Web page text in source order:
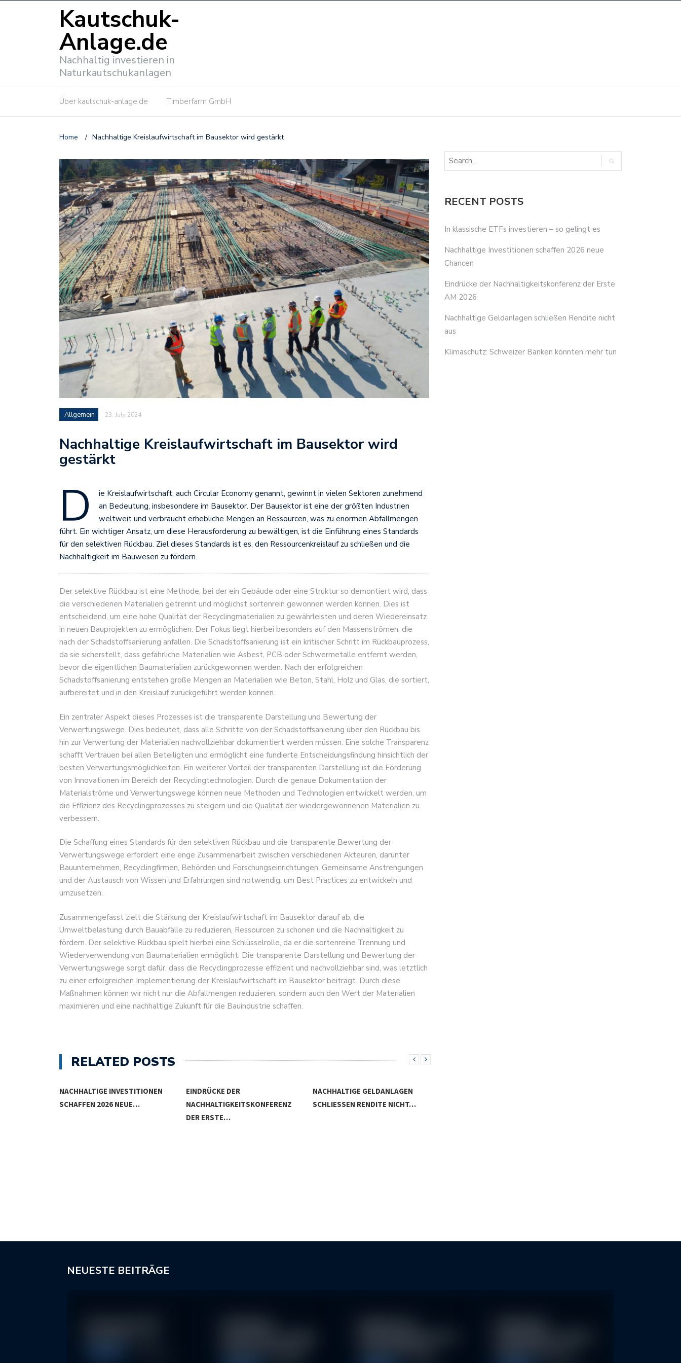
Kautschuk-
Anlage.de
Nachhaltig investieren in
Naturkautschukanlagen
Über kautschuk-anlage.de Timberfarm GmbH
Home / Nachhaltige Kreislaufwirtschaft im Bausektor wird gestärkt
Allgemein 23. July 2024
Nachhaltige Kreislaufwirtschaft im Bausektor wird
gestärkt
D
ie Kreislaufwirtschaft, auch Circular Economy genannt, gewinnt in vielen Sektoren zunehmend
an Bedeutung, insbesondere im Bausektor. Der Bausektor ist eine der größten Industrien
weltweit und verbraucht erhebliche Mengen an Ressourcen, was zu enormen Abfallmengen
führt. Ein wichtiger Ansatz, um diese Herausforderung zu bewältigen, ist die Einführung eines Standards
für den selektiven Rückbau. Ziel dieses Standards ist es, den Ressourcenkreislauf zu schließen und die
Nachhaltigkeit im Bauwesen zu fördern.
Der selektive Rückbau ist eine Methode, bei der ein Gebäude oder eine Struktur so demontiert wird, dass
die verschiedenen Materialien getrennt und möglichst sortenrein gewonnen werden können. Dies ist
entscheidend, um eine hohe Qualität der Recyclingmaterialien zu gewährleisten und deren Wiedereinsatz
in neuen Bauprojekten zu ermöglichen. Der Fokus liegt hierbei besonders auf den Massenströmen, die
nach der Schadstoffsanierung anfallen. Die Schadstoffsanierung ist ein kritischer Schritt im Rückbauprozess,
da sie sicherstellt, dass gefährliche Materialien wie Asbest, PCB oder Schwermetalle entfernt werden,
bevor die eigentlichen Baumaterialien zurückgewonnen werden. Nach der erfolgreichen
Schadstoffsanierung entstehen große Mengen an Materialien wie Beton, Stahl, Holz und Glas, die sortiert,
aufbereitet und in den Kreislauf zurückgeführt werden können.
Ein zentraler Aspekt dieses Prozesses ist die transparente Darstellung und Bewertung der
Verwertungswege. Dies bedeutet, dass alle Schritte von der Schadstoffsanierung über den Rückbau bis
hin zur Verwertung der Materialien nachvollziehbar dokumentiert werden müssen. Eine solche Transparenz
schafft Vertrauen bei allen Beteiligten und ermöglicht eine fundierte Entscheidungsfindung hinsichtlich der
besten Verwertungsmöglichkeiten. Ein weiterer Vorteil der transparenten Darstellung ist die Förderung
von Innovationen im Bereich der Recyclingtechnologien. Durch die genaue Dokumentation der
Materialströme und Verwertungswege können neue Methoden und Technologien entwickelt werden, um
die Effizienz des Recyclingprozesses zu steigern und die Qualität der wiedergewonnenen Materialien zu
verbessern.
Die Schaffung eines Standards für den selektiven Rückbau und die transparente Bewertung der
Verwertungswege erfordert eine enge Zusammenarbeit zwischen verschiedenen Akteuren, darunter
Bauunternehmen, Recyclingfirmen, Behörden und Forschungseinrichtungen. Gemeinsame Anstrengungen
und der Austausch von Wissen und Erfahrungen sind notwendig, um Best Practices zu entwickeln und
umzusetzen.
Zusammengefasst zielt die Stärkung der Kreislaufwirtschaft im Bausektor darauf ab, die
Umweltbelastung durch Bauabfälle zu reduzieren, Ressourcen zu schonen und die Nachhaltigkeit zu
fördern. Der selektive Rückbau spielt hierbei eine Schlüsselrolle, da er die sortenreine Trennung und
Wiederverwendung von Baumaterialien ermöglicht. Die transparente Darstellung und Bewertung der
Verwertungswege sorgt dafür, dass die Recyclingprozesse effizient und nachvollziehbar sind, was letztlich
zu einer erfolgreichen Implementierung der Kreislaufwirtschaft im Bausektor beiträgt. Durch diese
Maßnahmen können wir nicht nur die Abfallmengen reduzieren, sondern auch den Wert der Materialien
maximieren und eine nachhaltige Zukunft für die Bauindustrie schaffen.
RELATED POSTS
NACHHALTIGE INVESTITIONEN
SCHAFFEN 2026 NEUE…
EINDRÜCKE DER
NACHHALTIGKEITSKONFERENZ
DER ERSTE…
NACHHALTIGE GELDANLAGEN
SCHLIESSEN RENDITE NICHT…
RECENT POSTS
In klassische ETFs investieren – so gelingt es
Nachhaltige Investitionen schaffen 2026 neue
Chancen
Eindrücke der Nachhaltigkeitskonferenz der Erste
AM 2026
Nachhaltige Geldanlagen schließen Rendite nicht
aus
Klimaschutz: Schweizer Banken könnten mehr tun
NEUESTE BEITRÄGE